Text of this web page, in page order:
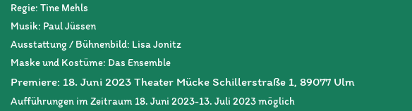
Regie: Tine Mehls
Musik: Paul Jüssen
Ausstattung / Bühnenbild: Lisa Jonitz
Maske und Kostüme: Das Ensemble
Premiere: 18. Juni 2023 Theater Mücke Schillerstraße 1, 89077 Ulm
Aufführungen im Zeitraum 18. Juni 2023-13. Juli 2023 möglich